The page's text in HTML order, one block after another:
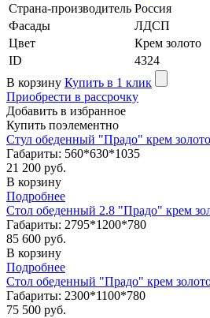
Страна-производитель Россия
Фасады
ЛДСП
Цвет
Крем золото
ID
4324
В корзину Купить в 1 клик
Приобрести в рассрочку
Добавить в избранное
Купить поэлементно
Стул обеденный "Прадо" крем
Габариты: 560*630*1035
21 200 руб.
В корзину
Подробнее
Стол обеденный 2.8 "Прадо" крем
Габариты: 2795*1200*780
85 600 руб.
В корзину
Подробнее
Стол обеденный "Прадо" крем
Габариты: 2300*1100*780
75 500 руб.